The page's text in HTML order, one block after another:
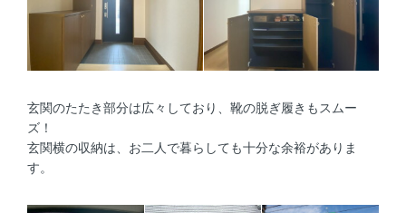
玄関のたたき部分は広々しており、靴の脱ぎ履きもスムー
ズ！
玄関横の収納は、お二人で暮らしても十分な余裕がありま
す。